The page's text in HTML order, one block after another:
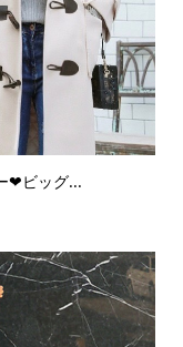
❤ビッグ...